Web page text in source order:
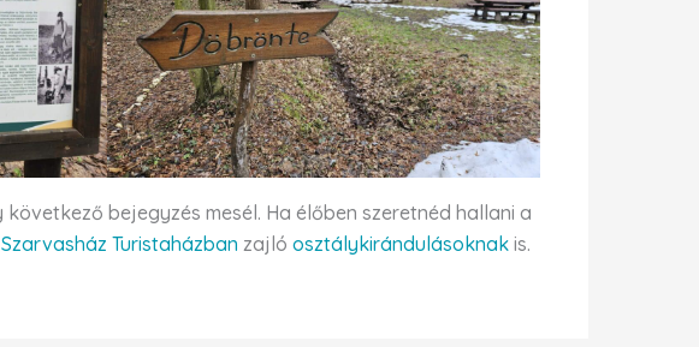
bejegyzés mesél. Ha élőben szeretnéd hallani a
Szarvasház Turistaházban zajló osztálykirándulásoknak is.